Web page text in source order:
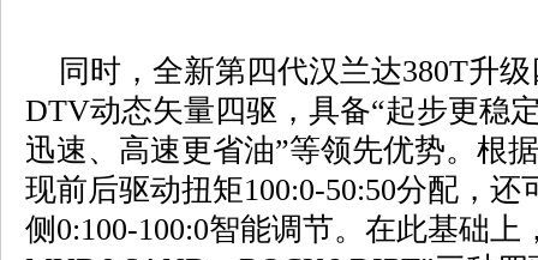
同时，全新第四代汉兰达380T升
DTV动态矢量四驱，具备“起步更稳
迅速、高速更省油”等领先优势。根
现前后驱动扭矩100:0-50:50分配，
侧0:100-100:0智能调节。在此基础